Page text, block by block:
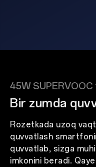
45W
Bir zumda
Rozetkada uzoq
quvvatlash
quvvatlab, sizga
imkonini beradi.